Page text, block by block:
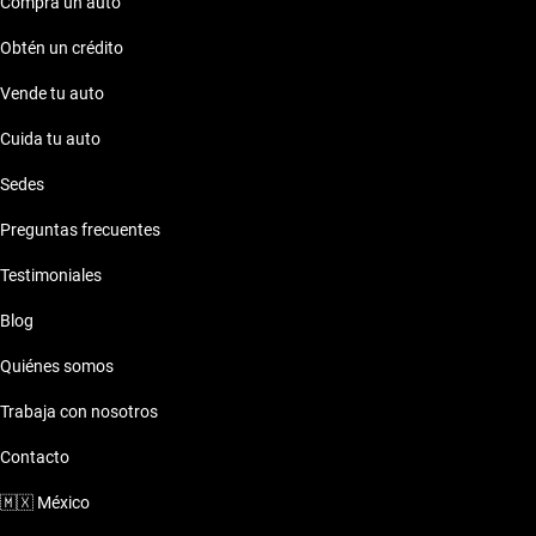
Obtén un crédito
Vende tu auto
Cuida tu auto
Sedes
Preguntas frecuentes
Testimoniales
Blog
Quiénes somos
Trabaja con nosotros
Contacto
🇲🇽 México